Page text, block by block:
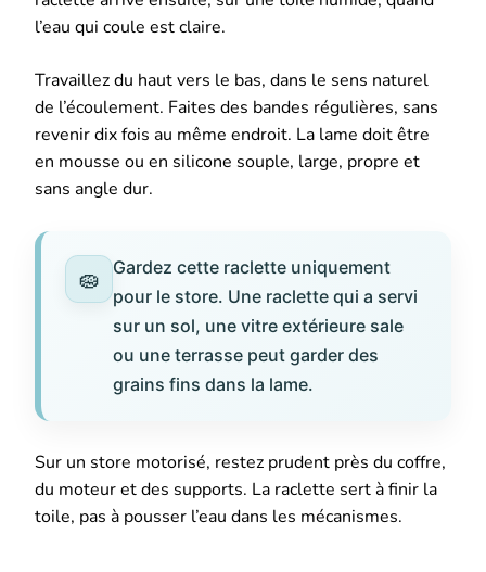
l’eau qui coule est claire.
Travaillez du haut vers le bas, dans le sens naturel
de l’écoulement. Faites des bandes régulières, sans
revenir dix fois au même endroit. La lame doit être
en mousse ou en silicone souple, large, propre et
sans angle dur.
Gardez cette raclette uniquement
pour le store. Une raclette qui a servi
sur un sol, une vitre extérieure sale
ou une terrasse peut garder des
grains fins dans la lame.
Sur un store motorisé, restez prudent près du coffre,
du moteur et des supports. La raclette sert à finir la
toile, pas à pousser l’eau dans les mécanismes.